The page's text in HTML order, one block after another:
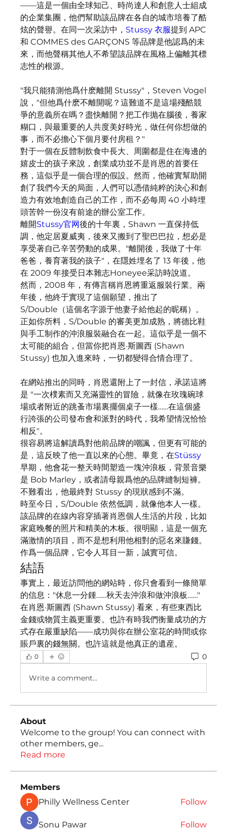
——這是一個由全球知己、時尚達人和創意人士組成
的企業集團，他們幫助該品牌在各自的城市培養了酷
炫的聲譽。在同一次采訪中， Stussy 衣服提到 APC
和 COMMES des GARÇONS 等品牌是他認爲的未
來，而他聲稱其他人不希望該品牌在風格上偏離其標
志性的根源。
"我只能猜測他爲什麽離開 Stussy"，Steven Vogel
說，"但他爲什麽不離開呢？這難道不是這場殘酷競
爭的意義所在嗎？盡快離開？把工作抛在腦後，養家
糊口，與最重要的人共度美好時光，做任何你想做的
事，而不必擔心下個月要付房租？"
對于一個在反體制飲食中長大、周圍都是住在海邊的
嬉皮士的孩子來說，創業成功並不是肖恩的首要任
務，這似乎是一個合理的假設。然而，他確實幫助開
創了我們今天的局面，人們可以憑借純粹的決心和創
造力有效地創造自己的工作，而不必每周 40 小時埋
頭苦幹一份沒有前途的辦公室工作。
離開Stussy官网後的十年裏，Shawn 一直保持低
調，他定居夏威夷，後來又搬到了聖巴巴拉，想必是
享受著自己辛苦勞動的成果。"離開後，我做了十年
爸爸，養育著我的孩子"，在隱姓埋名了 13 年後，他
在 2009 年接受日本雜志Honeyee采訪時說道。
然而，2008 年，有傳言稱肖恩將重返服裝行業。兩
年後，他終于實現了這個願望，推出了
S/Double（這個名字源于他妻子給他起的昵稱）。
正如你所料，S/Double 的審美更加成熟，將德比鞋
與手工制作的沖浪服裝融合在一起。這似乎是一個不
太可能的組合，但當你把肖恩·斯圖西 (Shawn
Stussy) 也加入進來時，一切都變得合情合理了。
在網站推出的同時，肖恩還附上了一封信，承諾這將
是 "一次樸素而又充滿靈性的冒險，就像在玫瑰碗球
場或者附近的跳蚤市場裏擺個桌子一樣……在這個盛
行誇張的公司發布會和派對的時代，我希望情況恰恰
相反"。
很容易將這解讀爲對他前品牌的嘲諷，但更有可能的
是，這反映了他一直以來的心態。畢竟，在Stüssy
早期，他會花一整天時間塑造一塊沖浪板，背景音樂
是​​ Bob Marley，或者請母親爲他的品牌縫制短褲。
不難看出，他最終對 Stussy 的現狀感到不滿。
時至今日，S/Double 依然低調，就像他本人一樣。
該品牌的在線內容穿插著肖恩個人生活的片段，比如
家庭晚餐的照片和精美的木板。很明顯，這是一個充
滿激情的項目，而不是想利用他相對的惡名來賺錢。
作爲一個品牌，它令人耳目一新，誠實可信。
結語
事實上，最近訪問他的網站時，你只會看到一條簡單
的信息："休息一分鍾……秋天去沖浪和做沖浪板……"
在肖恩·斯圖西 (Shawn Stussy) 看來，有些東西比
金錢或物質主義更重要。也許有時我們衡量成功的方
式存在嚴重缺陷——成功與你在辦公室花的時間或你
賬戶裏的錢無關。也許這就是他真正的遺産。
0 0
Write a comment...
About
Welcome to the group! You can connect with
other members, ge...
Read more
Members
Philly Wellness Center
Follow
Sonu Pawar Follow